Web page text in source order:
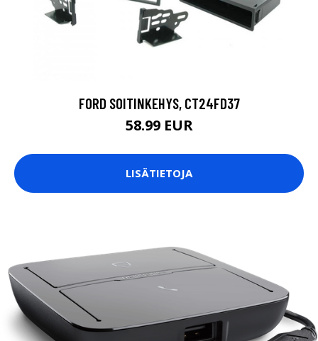
FORD SOITINKEHYS, CT24FD37
58.99 EUR
LISÄTIETOJA